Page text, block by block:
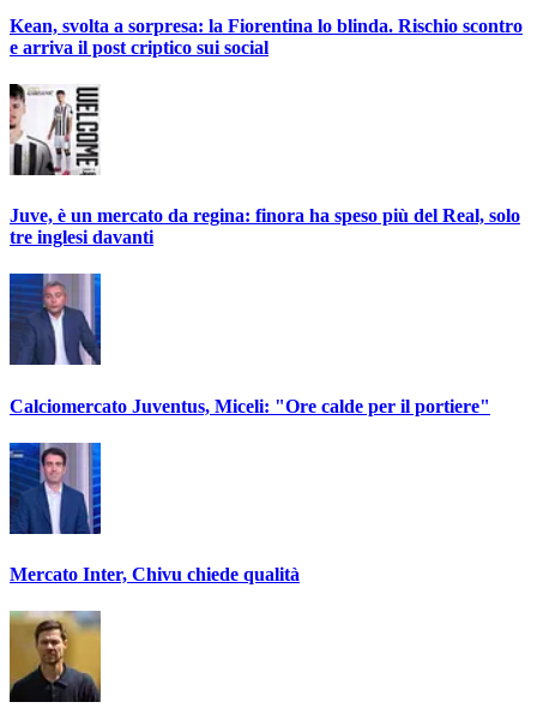
Kean, svolta a sorpresa: la Fiorentina lo blinda. Rischio scontro
e arriva il post criptico sui social
Juve, è un mercato da regina: finora ha speso più del Real, solo
tre inglesi davanti
Calciomercato Juventus, Miceli: "Ore calde per il portiere"
Mercato Inter, Chivu chiede qualità